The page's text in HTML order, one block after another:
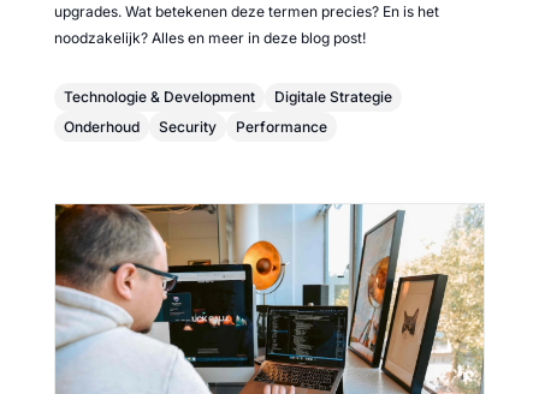
upgrades. Wat betekenen deze termen precies? En is het
noodzakelijk? Alles en meer in deze blog post!
Technologie & Development
Digitale Strategie
Onderhoud
Security Performance